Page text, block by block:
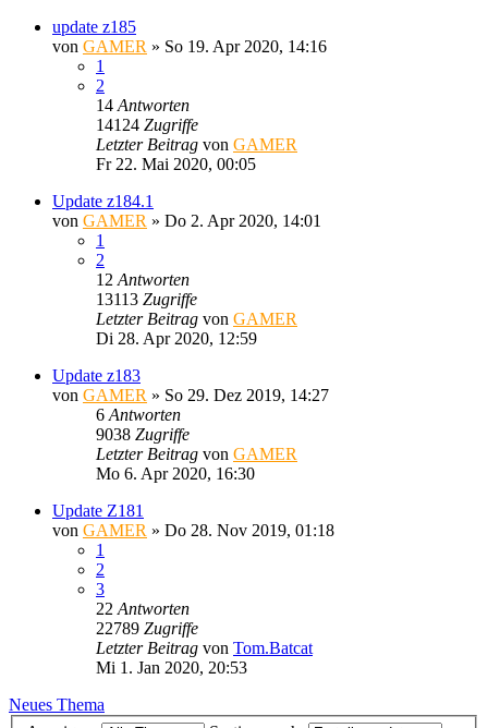
update z185
von GAMER » So 19. Apr 2020, 14:16
1
2
14 Antworten
14124 Zugriffe
Letzter Beitrag von GAMER
Fr 22. Mai 2020, 00:05
Update z184.1
von GAMER » Do 2. Apr 2020, 14:01
1
2
12 Antworten
13113 Zugriffe
Letzter Beitrag von GAMER
Di 28. Apr 2020, 12:59
Update z183
von GAMER » So 29. Dez 2019, 14:27
6 Antworten
9038 Zugriffe
Letzter Beitrag von GAMER
Mo 6. Apr 2020, 16:30
Update Z181
von GAMER » Do 28. Nov 2019, 01:18
1
2
3
22 Antworten
22789 Zugriffe
Letzter Beitrag von Tom.Batcat
Mi 1. Jan 2020, 20:53
Neues Thema